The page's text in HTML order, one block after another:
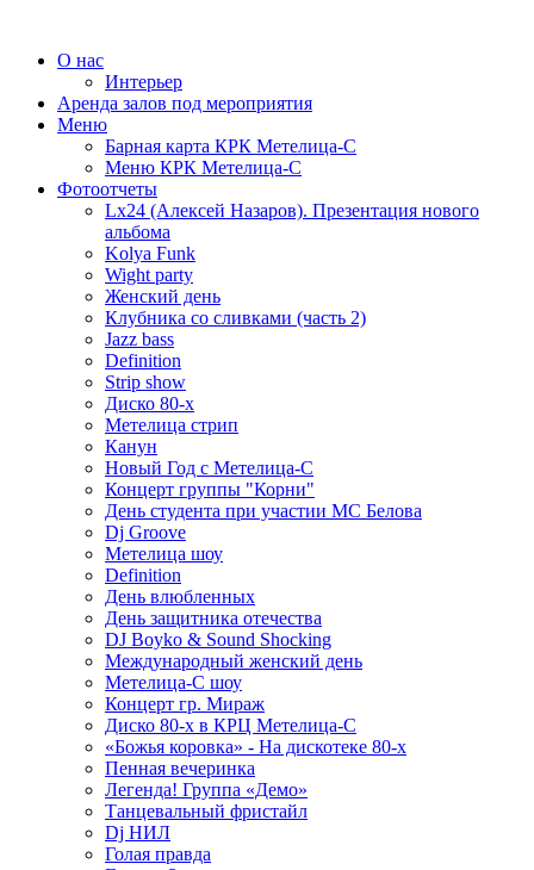
О нас
Интерьер
Аренда залов под мероприятия
Меню
Барная карта КРК Метелица-С
Меню КРК Метелица-С
Фотоотчеты
Lx24 (Алексей Назаров). Презентация нового
альбома
Kolya Funk
Wight party
Женский день
Клубника со сливками (часть 2)
Jazz bass
Definition
Strip show
Диско 80-х
Метелица стрип
Канун
Новый Год с Метелица-С
Концерт группы "Корни"
День студента при участии МС Белова
Dj Groove
Метелица шоу
Definition
День влюбленных
День защитника отечества
DJ Boyko & Sound Shocking
Международный женский день
Метелица-С шоу
Концерт гр. Мираж
Диско 80-х в КРЦ Метелица-С
«Божья коровка» - На дискотеке 80-х
Пенная вечеринка
Легенда! Группа «Демо»
Танцевальный фристайл
Dj НИЛ
Голая правда